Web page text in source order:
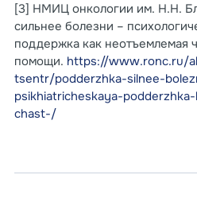
[3] НМИЦ онкологии им. Н.Н.
сильнее болезни –
поддержка как неотъемлемая
помощи. https://www.ronc.ru/
tsentr/podderzhka-silnee-
psikhiatricheskaya-
chast-/